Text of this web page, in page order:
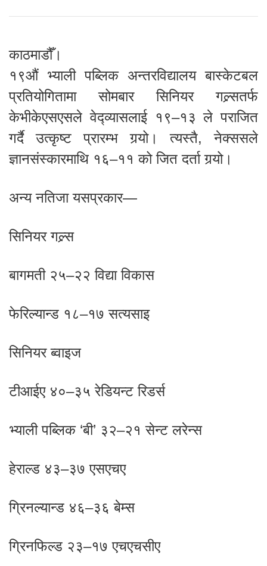
काठमाडौँ।
१९औं भ्याली पब्लिक अन्तरविद्यालय बास्केटबल
प्रतियोगितामा सोमबार सिनियर गल्र्सतर्फ
केभीकेएसएसले वेद्व्यासलाई १९–१३ ले पराजित
गर्दै उत्कृष्ट प्रारम्भ गर्‍यो। त्यस्तै, नेक्ससले
ज्ञानसंस्कारमाथि १६–११ को जित दर्ता गर्‍यो।
अन्य नतिजा यसप्रकार—
सिनियर गल्र्स
बागमती २५–२२ विद्या विकास
फेरिल्यान्ड १८–१७ सत्यसाइ
सिनियर ब्वाइज
टीआईए ४०–३५ रेडियन्ट रिडर्स
भ्याली पब्लिक ‘बी’ ३२–२१ सेन्ट लरेन्स
हेराल्ड ४३–३७ एसएचए
ग्रिनल्यान्ड ४६–३६ बेम्स
ग्रिनफिल्ड २३–१७ एचएचसीए